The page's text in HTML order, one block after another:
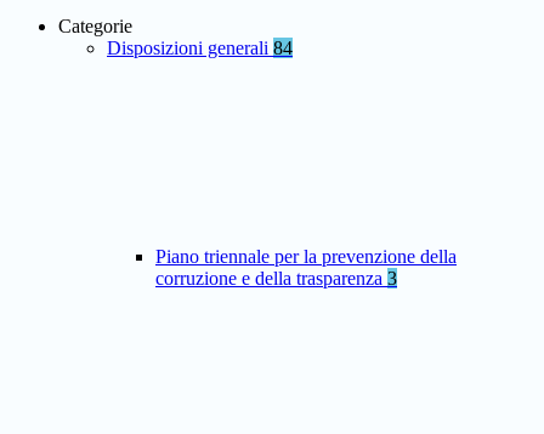
Categorie
Disposizioni generali 84
Piano triennale per la prevenzione della
corruzione e della trasparenza 3